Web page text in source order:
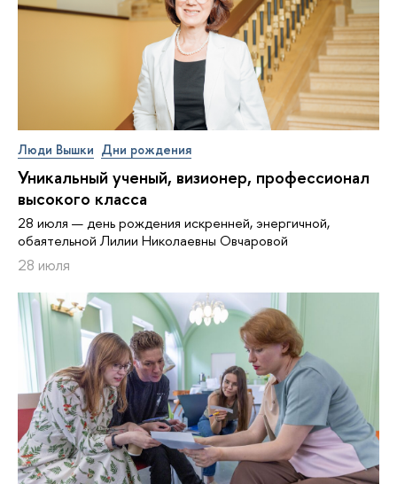
Люди Вышки Дни рождения
Уникальный ученый, визионер, про­фес­си­о­нал
высокого класса
28 июля — день рождения искренней, энергичной,
обаятельной Лилии Николаевны Овчаровой
28 июля